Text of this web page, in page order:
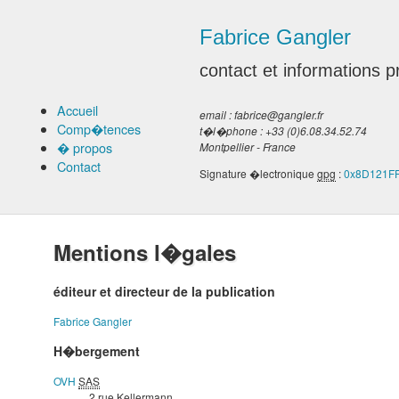
Fabrice Gangler
contact et informations
email :fabrice@gangler.fr
t�l�phone :+33 (0)6.08.34.52.74
Montpellier-France
Signature �lectronique gpg :
Accueil
Comp�tences
� propos
Contact
Mentions l�gales
éditeur et directeur de la publication
Fabrice Gangler
H�bergement
OVH SAS